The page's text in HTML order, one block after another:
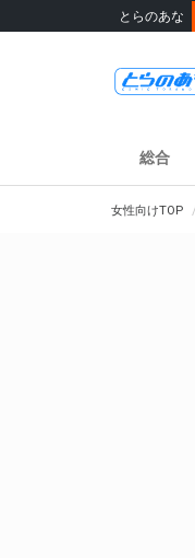
とらのあな
総合
女性向けTOP